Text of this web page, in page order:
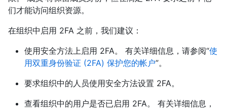
们才能访问组织资源。
在组织中启用 2FA 之前，我们建议：
使用安全方法上启用 2FA。 有关详细信息，请参阅“使
用双重身份验证 (2FA) 保护您的帐户”。
要求组织中的人员使用安全方法设置 2FA。
查看组织中的用户是否已启用 2FA。 有关详细信息，